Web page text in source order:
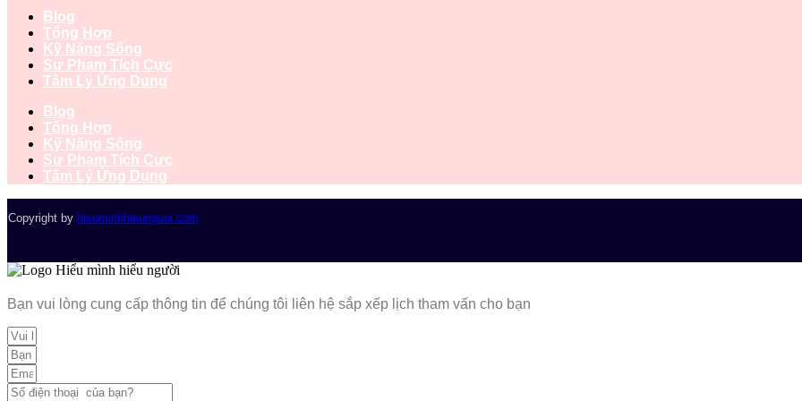
Blog
Tổng Hợp
Kỹ Năng Sống
Sư Phạm Tích Cực
Tâm Lý Ứng Dụng
Blog
Tổng Hợp
Kỹ Năng Sống
Sư Phạm Tích Cực
Tâm Lý Ứng Dụng
Copyright by hieuminhhieunguoi.com
Bạn vui lòng cung cấp thông tin để chúng tôi liên hệ sắp xếp lịch tham vấn cho bạn